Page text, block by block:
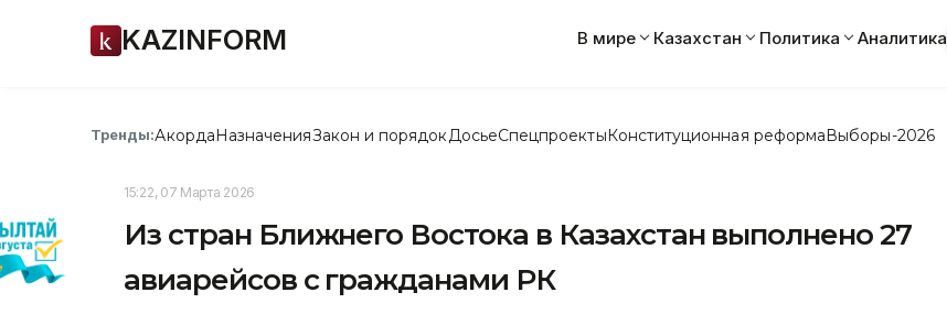
KAZINFORM В мире Казахстан Политика Аналитика
Тренды:АкордаНазначенияЗакон и порядок ДосьеСпецпроектыКонституционная реформаВыборы-2026
15:22, 07 Марта 2026
Из стран Ближнего Востока в Казахстан выполнено 27
авиарейсов с гражданами РК